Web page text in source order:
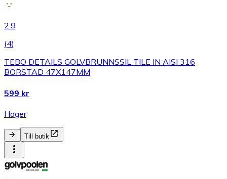
2.9
(4)
TEBO DETAILS GOLVBRUNNSSIL TILE IN AISI 316
BORSTAD 47X147MM
599 kr
I lager
Till butik